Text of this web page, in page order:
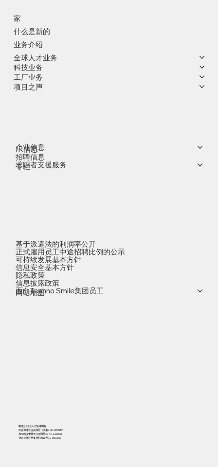
家
什么是新的
业务介绍
全球人才业务
科技业务
工厂业务
项目之声
企业信息
IR信息
招聘信息
求职者支援服务
专栏
基于派遣法的利润率公开
正式雇用员工中途招聘比例的公示
可持续发展基本方针
信息安全基本方针
隐私政策
信息披露政策
面向Techno Smile集团员工
网站地图
制造业/综合人力资源服务
劳务派遣营业执照号（派遣）40-300912
有偿就业安置营业执照号40-Yu-120008
特定技能注册支持机构编号 19-000395